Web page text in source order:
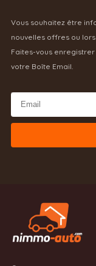
Vous souhaitez être
nouvelles offres ou
Faites-vous
votre Boîte Email.